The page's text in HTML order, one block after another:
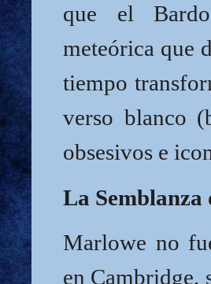
que el
meteórica que
tiempo
verso blanco
obsesivos e
La Semblanza
Marlowe no
en Cambridge,